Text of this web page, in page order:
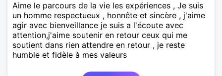
Aime le parcours de la vie les expériences , Je suis
un homme respectueux , honnête et sincère , j'aime
agir avec bienveillance je suis a l'écoute avec
attention,j'aime soutenir en retour ceux qui me
soutient dans rien attendre en retour , je reste
humble et fidèle à mes valeurs